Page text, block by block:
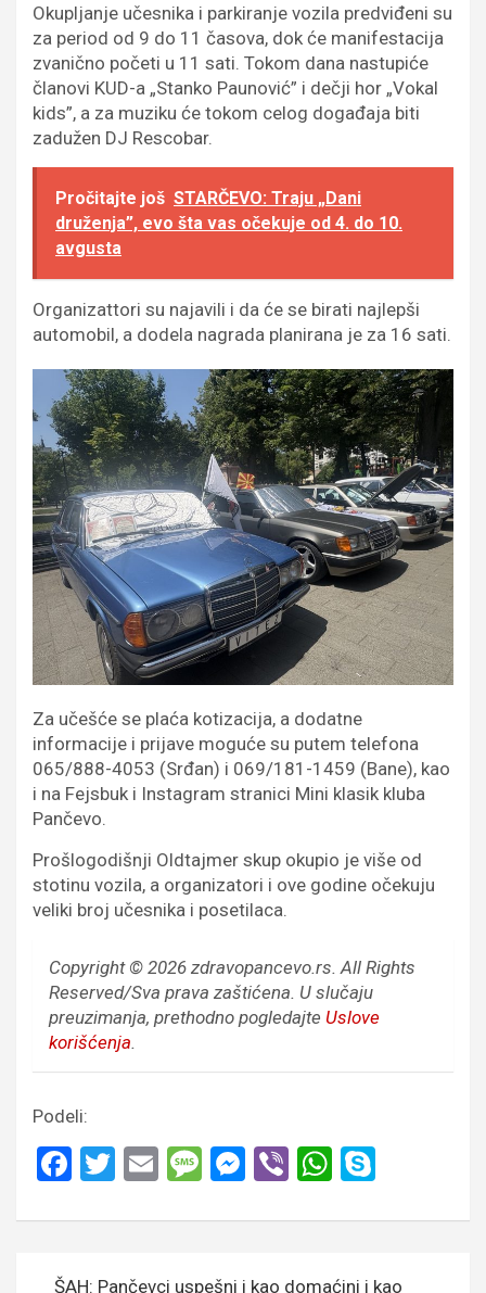
Okupljanje učesnika i parkiranje vozila predviđeni su
za period od 9 do 11 časova, dok će manifestacija
zvanično početi u 11 sati. Tokom dana nastupiće
članovi KUD-a „Stanko Paunović” i dečji hor „Vokal
kids”, a za muziku će tokom celog događaja biti
zadužen DJ Rescobar.
Pročitajte još STARČEVO: Traju „Dani
druženja”, evo šta vas očekuje od 4. do 10.
avgusta
Organizattori su najavili i da će se birati najlepši
automobil, a dodela nagrada planirana je za 16 sati.
Za učešće se plaća kotizacija, a dodatne
informacije i prijave moguće su putem telefona
065/888-4053 (Srđan) i 069/181-1459 (Bane), kao
i na Fejsbuk i Instagram stranici Mini klasik kluba
Pančevo.
Prošlogodišnji Oldtajmer skup okupio je više od
stotinu vozila, a organizatori i ove godine očekuju
veliki broj učesnika i posetilaca.
Copyright © 2026 zdravopancevo.rs. All Rights
Reserved/Sva prava zaštićena. U slučaju
preuzimanja, prethodno pogledajte Uslove
korišćenja.
Podeli:
F
ce
T
tt
er
E
ail
M
s
a
M
se
Vi
er
W
at
s
p
Кретање
ŠAH: Pančevci uspešni i kao domaćini i kao